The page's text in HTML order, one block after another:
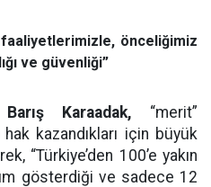
önceliğimiz
ve güvenliği”
Karaadak, “merit”
kazandıkları için büyük
“Türkiye’den 100’e yakın
gösterdiği ve sadece 12